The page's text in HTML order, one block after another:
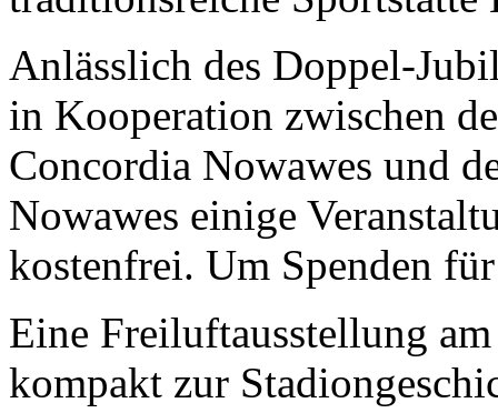
Anlässlich des Doppel-
in Kooperation zwischen
Concordia Nowawes und
Nowawes einige
kostenfrei. Um Spenden
Eine Freiluftausstellung
kompakt zur